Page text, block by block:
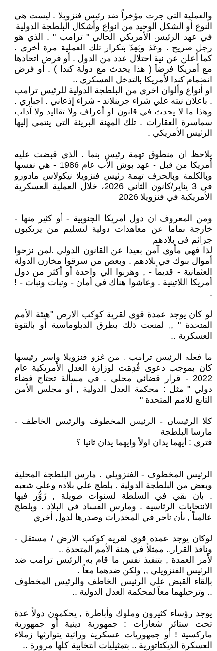
والعملية التي جرت مؤخراً ضد رئيس فنزويلا . ليست هي
النوع أو الشكل الوحيد من انواع وأشكال البلطجة الدولية
في عهد الرئيس الأمريكي الحالي " ترامب " . الذي هو
رجل صريح . وعَدَ ويَعِدّ بتكرار تلك العملية مرة أخرى .
كما أعلن عن نية احتلال عدد من الدول . أو فرض اتحادها
مع أمريكا فرضاَ ( هذا يحدث مع دولة كندا ) . أو فرض
انضمام كندا لأمريكا بالتدخل العسكري ..
او أنواع وألوان اخري من البلطجة الدولية للرئيس ترامب
. باعلان نيته علي شراء جرينلاند - شراء إذعاني . اجباري .
وهذا ما لا يحدث في قانون او أعراف ولا تقاليد ولا آداب
سماسرة العقارات . تلك المهنة البريئة التي ينتمي إليها
الرئيس الأمريكي .
يلاحظ ان منطوق تهمة رئيس بنما . الذي قبضت عليه
أمريكا من قبل - عهد بوش الأب عام 1986 - هي نفسها
وبالكلمة وبالحرف تهمة رئيس فنزويلا نيكولاس مادورو
في 3 يناير/كانون الثاني 2026، خلال العملية العسكرية
الأمريكية في فنزويلا 2026
ومن المعروف ان دول امريكا الجنوبية - أو كثير منها -
خارجة تماما عن معاهدات دولية لتسليم من يرتكبون
جرائم في بلادهم
لذا فهي مأوي آمن بعيدا عن القانون الدولي .لمن نزحوا
أموال بنوك في بلادهم . وبعض من سرقوا مخازن الدولة
العثمانية - قديماً - , وهربوا الي واحدة أو أكثر من دول
أمريكا اللاتينية . وعاشوا هناك في أمان - وتبات ونبات - !
.
لو كان يوجد عمدة قوي لقرية كوكب الارض "هيئة الأمم
المتحدة " ,, لمنعت ذلك بطرق الدبلوماسية أو بالقوة
العسكرية ..
ما فعله الرئيس ترامب . من غزو فنزويلا واسر رئيسها
كان بموجب دعوى قُدِمَت لوزارة العدل الأمريكية عام
2022 - قرار قضائي محلي . في مسألة تحتاج قضاء
دولي " مثل : محكمة العدل الدولية , أو مجلس الأمن
التابع للامم المتحدة "
كلا الرئيسان - الرئيس المخطوف والرئيس الخاطف -
مارسا البلطجة
فتري : أيهما يدان اولاً وايهما يدان ثانيا ؟
الرئيس المخطوف - الفنزويلي . مارس البلطجة المحلية
وبعض من البلطجة الدولية . بلطج علي بلاده وعلى شعبه
. بان بقي في السلطة لسنوات طويلة , زَوُّر فيها
الانتخابات الرئاسية . ومارس الفساد في البلاد . وبلطج
عالمياً , بأن تاجر في المخدرات وصدرها لدول أخري
لوكان يوجد عمدة قوي لقرية كوكب الارض / مستقل -
ونافذ القرار.. ممثلاً في هيئة الأمم المتحدة ..
لأمر العمدة , بتنفيذ نفس ما قام به الرئيس ترامب ضد
الرئيس الفنزويلي ,, ولكن ضدهما معاً .
بإلقاء القبض علي الرئيس الخاطف والرئيس المخطوف
.. وترحيلهما معاً لمحكمة العدل الدولية ..
يوجد رؤساء كثيرون وملوك وأباطرة , يحكمون دولاً عدة
تحت ستائر شعارات : جمهورية دينية أو جمهورية
ماركسية ! أو جمهوريات عسكرية وراثية يتوارثها زملاء
العسكرة الديكتاتورية .. بتمثيليات انتخابية كلها مزورة ..